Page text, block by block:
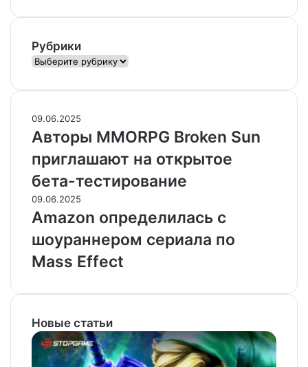
ы
Рубрики
Рубрики
09.06.2025
Авторы MMORPG Broken Sun
приглашают на открытое
бета-тестирование
09.06.2025
Amazon определилась с
шоураннером сериала по
Mass Effect
Новые статьи